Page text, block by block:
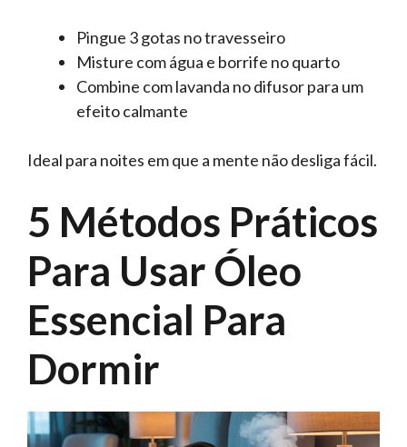
Pingue 3 gotas no travesseiro
Misture com água e borrife no quarto
Combine com lavanda no difusor para um
efeito calmante
Ideal para noites em que a mente não desliga fácil.
5 Métodos Práticos
Para Usar Óleo
Essencial Para
Dormir